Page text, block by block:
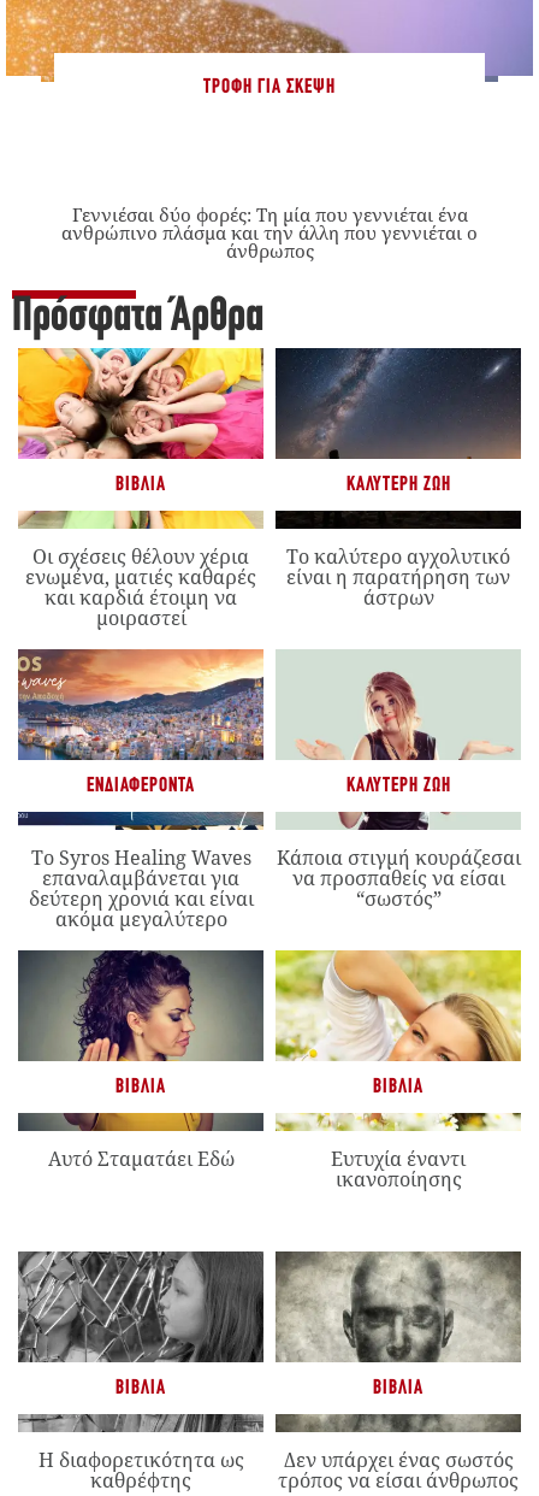
ΤΡΟΦΉ ΓΙΑ ΣΚΈΨΗ
Γεννιέσαι δύο φορές: Tη μία που γεννιέται ένα
ανθρώπινο πλάσμα και την άλλη που γεννιέται ο
άνθρωπος
Πρόσφατα Άρθρα
ΒΙΒΛΊΑ
Οι σχέσεις θέλουν χέρια
ενωμένα, ματιές καθαρές
και καρδιά έτοιμη να
μοιραστεί
ΚΑΛΎΤΕΡΗ ΖΩΉ
Το καλύτερο αγχολυτικό
είναι η παρατήρηση των
άστρων
ΕΝΔΙΑΦΈΡΟΝΤΑ
Το Syros Healing Waves
επαναλαμβάνεται για
δεύτερη χρονιά και είναι
ακόμα μεγαλύτερο
ΚΑΛΎΤΕΡΗ ΖΩΉ
Κάποια στιγμή κουράζεσαι
να προσπαθείς να είσαι
“σωστός”
ΒΙΒΛΊΑ
Αυτό Σταματάει Εδώ
ΒΙΒΛΊΑ
Ευτυχία έναντι
ικανοποίησης
ΒΙΒΛΊΑ
Η διαφορετικότητα ως
καθρέφτης
ΒΙΒΛΊΑ
Δεν υπάρχει ένας σωστός
τρόπος να είσαι άνθρωπος